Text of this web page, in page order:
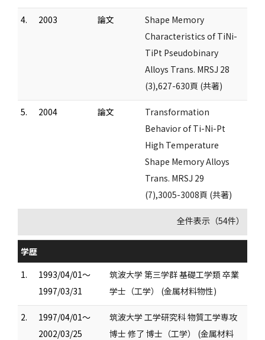
4. 2003 論文
Shape Memory
Characteristics of TiNi-
TiPt Pseudobinary
Alloys Trans. MRSJ 28
(3),627-630頁 (共著)
5. 2004 論文
Transformation
Behavior of Ti-Ni-Pt
High Temperature
Shape Memory Alloys
Trans. MRSJ 29
(7),3005-3008頁 (共著)
全件表示（54件）
学歴
1.
1993/04/01～
1997/03/31
筑波大学 第三学群 基礎工学類 卒業
学士（工学） (金属材料物性)
2.
1997/04/01～
2002/03/25
筑波大学 工学研究科 物質工学専攻
博士 修了 博士（工学） (金属材料